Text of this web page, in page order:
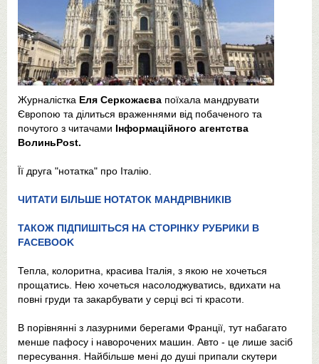
Журналістка Еля Серкожаєва поїхала мандрувати
Європою та ділиться враженнями від побаченого та
почутого з читачами Інформаційного агентства
ВолиньPost.
Її друга "нотатка" про Італію.
ЧИТАТИ БІЛЬШЕ НОТАТОК МАНДРІВНИКІВ
ТАКОЖ ПІДПИШІТЬСЯ НА СТОРІНКУ РУБРИКИ В
FACEBOOK
Тепла, колоритна, красива Італія, з якою не хочеться
прощатись. Нею хочеться насолоджуватись, вдихати на
повні груди та закарбувати у серці всі ті красоти.
В порівнянні з лазурними берегами Франції, тут набагато
менше пафосу і наворочених машин. Авто - це лише засіб
пересування. Найбільше мені до душі припали скутери